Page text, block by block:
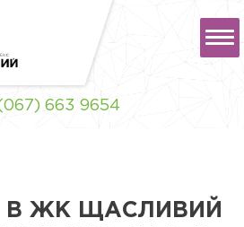
663 9654
В ЖК ЩАСЛИВИЙ